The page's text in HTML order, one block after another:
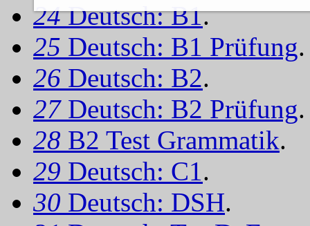
24Deutsch: B1.
25 Deutsch: B1 Prüfung.
26 Deutsch: B2.
27 Deutsch: B2 Prüfung.
28 B2 Test Grammatik.
29 Deutsch: C1.
30 Deutsch: DSH.